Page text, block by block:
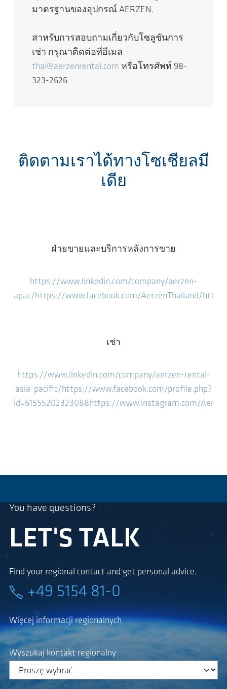
มาตรฐานของอุปกรณ์ AERZEN.
สาหรับการสอบถามเกี่ยวกับโซลูชันการ
เช่า กรุณาติดต่อที่อีเมล
thai@aerzenrental.com หรือโทรศัพท์ 98-
323-2626
ติดตามเราได้ทางโซเชียลมี
เดีย
ฝ่ายขายและบริการหลังการขาย
https://www.linkedin.com/company/aerzen-
apac/https://www.facebook.com/AerzenThailand/
เช่า
https://www.linkedin.com/company/aerzen-rental-
asia-pacific/https://www.facebook.com/profile.php?
id=61555202323088https://www.instagram.com/
You have questions?
LET'S TALK
Find your regional contact and get personal advice.
+49 5154 81-0
Więcej informacji regionalnych
Wyszukaj kontakt regionalny